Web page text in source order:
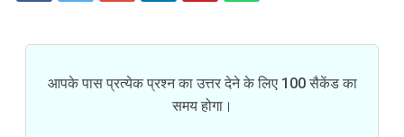
आपके पास प्रत्येक प्रश्न का उत्तर देने के लिए 100 सैकेंड का
समय होगा।